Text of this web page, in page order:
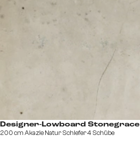
Designer-Lowboard Stonegrace
200 cm Akazie Natur Schiefer 4 Schübe